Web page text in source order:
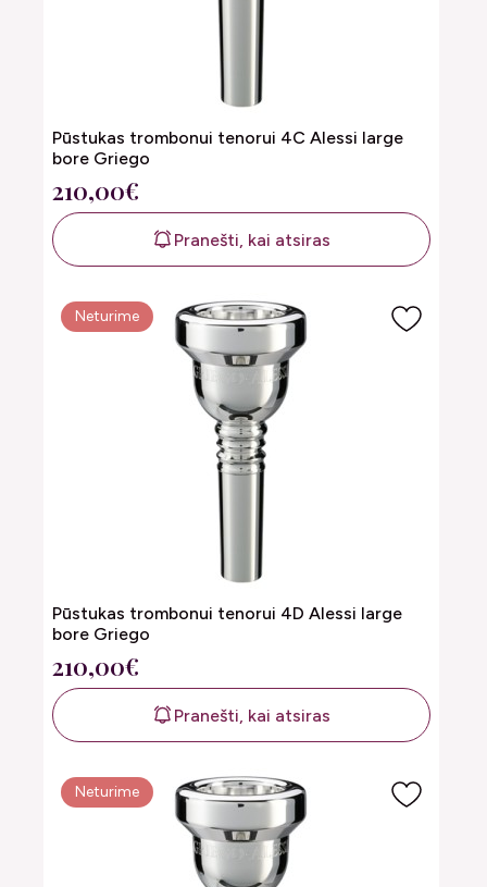
Pūstukas trombonui tenorui 4C Alessi large
bore Griego
210,00€
Pranešti, kai atsiras
Neturime
Pūstukas trombonui tenorui 4D Alessi large
bore Griego
210,00€
Pranešti, kai atsiras
Neturime